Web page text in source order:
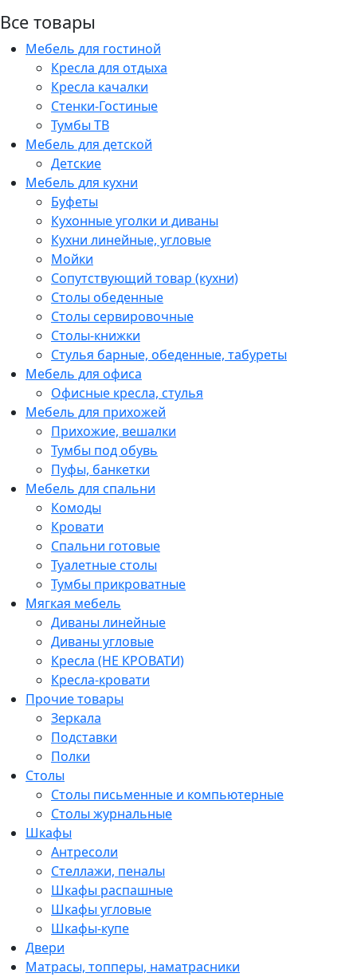
Все товары
Мебель для гостиной
Кресла для отдыха
Кресла качалки
Стенки-Гостиные
Тумбы ТВ
Мебель для детской
Детские
Мебель для кухни
Буфеты
Кухонные уголки и диваны
Кухни линейные, угловые
Мойки
Сопутствующий товар (кухни)
Столы обеденные
Столы сервировочные
Столы-книжки
Стулья барные, обеденные, табуреты
Мебель для офиса
Офисные кресла, стулья
Мебель для прихожей
Прихожие, вешалки
Тумбы под обувь
Пуфы, банкетки
Мебель для спальни
Комоды
Кровати
Спальни готовые
Туалетные столы
Тумбы прикроватные
Мягкая мебель
Диваны линейные
Диваны угловые
Кресла (НЕ КРОВАТИ)
Кресла-кровати
Прочие товары
Зеркала
Подставки
Полки
Столы
Столы письменные и компьютерные
Столы журнальные
Шкафы
Антресоли
Стеллажи, пеналы
Шкафы распашные
Шкафы угловые
Шкафы-купе
Двери
Матрасы, топперы, наматрасники